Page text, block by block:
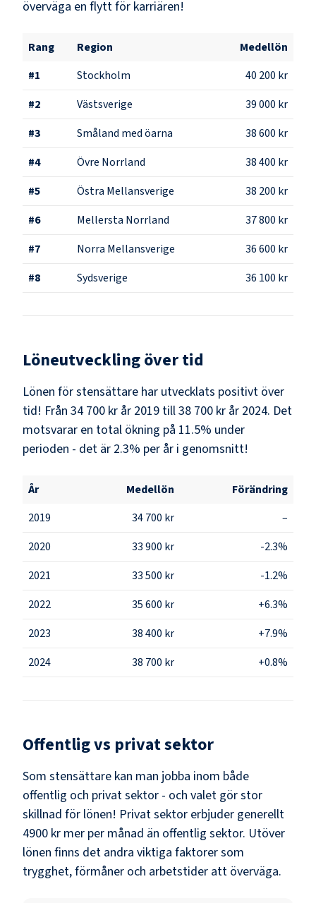
överväga en flytt för karriären!
Rang Region
Medellön
#1 Stockholm
40 200 kr
#2 Västsverige
39 000 kr
#3 Småland med öarna
38 600 kr
#4 Övre Norrland
38 400 kr
#5 Östra Mellansverige
38 200 kr
#6 Mellersta Norrland
37 800 kr
#7 Norra Mellansverige
36 600 kr
#8 Sydsverige 36 100 kr
Löneutveckling över tid
Lönen för stensättare har utvecklats positivt över
tid! Från 34 700 kr år 2019 till 38 700 kr år 2024. Det
motsvarar en total ökning på 11.5% under
perioden - det är 2.3% per år i genomsnitt!
År Medellön
Förändring
2019
34 700 kr
–
2020
33 900 kr
-2.3%
2021
33 500 kr
-1.2%
2022
35 600 kr
+6.3%
2023
38 400 kr
+7.9%
2024
38 700 kr +0.8%
Offentlig vs privat sektor
Som stensättare kan man jobba inom både
offentlig och privat sektor - och valet gör stor
skillnad för lönen! Privat sektor erbjuder generellt
4900 kr mer per månad än offentlig sektor. Utöver
lönen finns det andra viktiga faktorer som
trygghet, förmåner och arbetstider att överväga.